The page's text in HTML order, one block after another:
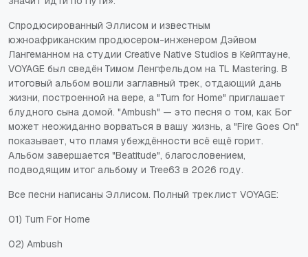
Спродюсированный Эллисом и известным
южноафриканским продюсером-инженером Дэйвом
Лангеманном на студии Creative Native Studios в Кейптауне,
VOYAGE был сведён Тимом Ленгфельдом на TL Mastering. В
итоговый альбом вошли заглавный трек, отдающий дань
жизни, построенной на вере, а "Turn for Home" приглашает
блудного сына домой. "Ambush" — это песня о том, как Бог
может неожиданно ворваться в вашу жизнь, а "Fire Goes On"
показывает, что пламя убеждённости всё ещё горит.
Альбом завершается "Beatitude", благословением,
подводящим итог альбому и Tree63 в 2026 году.
Все песни написаны Эллисом. Полный треклист VOYAGE:
01) Turn For Home
02) Ambush